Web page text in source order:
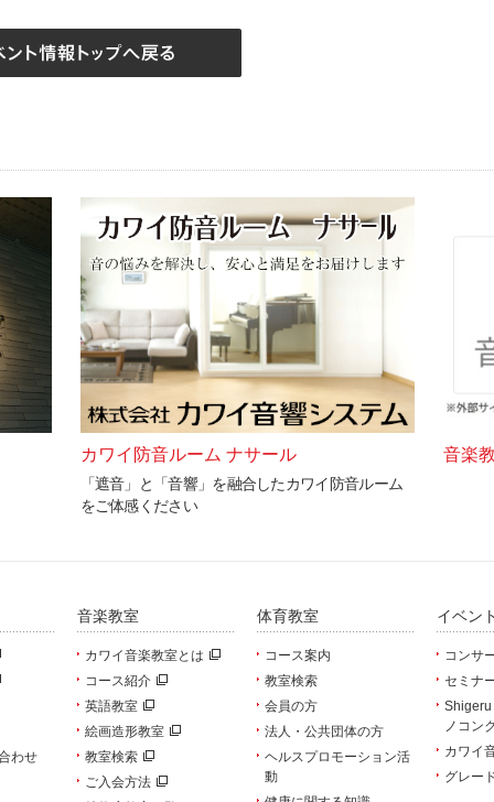
カワイ防音ルーム ナサール
「遮音」と「音響」を融合したカワイ防音ルーム
をご体感ください
音楽
わせ
音楽教室
カワイ音楽教室とは
コース紹介
英語教室
絵画造形教室
教室検索
ご入会方法
体育教室
コース案内
教室検索
会員の方
法人・公共団体の方
ヘルスプロモーション活
動
イベン
コンサ
セミナ
Shigeru
ノコン
カワイ
グレー